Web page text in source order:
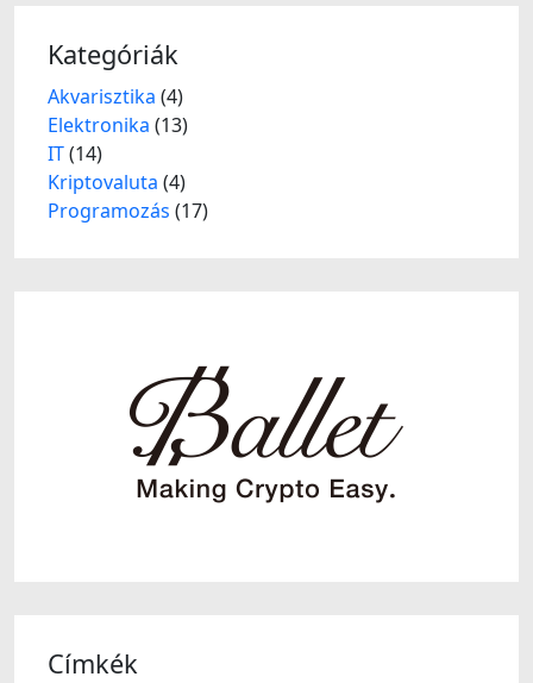
Kategóriák
Akvarisztika (4)
Elektronika (13)
IT(14)
Kriptovaluta (4)
Programozás (17)
Címkék